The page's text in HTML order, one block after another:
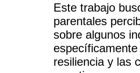
Este trabajo
parentales
sobre algunos
resiliencia y las